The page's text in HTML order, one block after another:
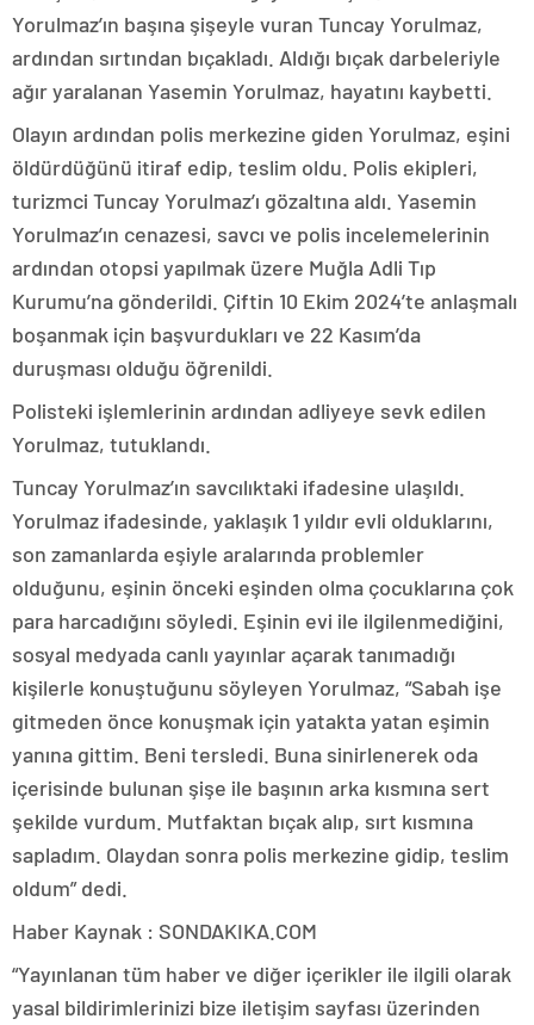
Yorulmaz’ın başına şişeyle vuran Tuncay Yorulmaz,
ardından sırtından bıçakladı. Aldığı bıçak darbeleriyle
ağır yaralanan Yasemin Yorulmaz, hayatını kaybetti.
Olayın ardından polis merkezine giden Yorulmaz, eşini
öldürdüğünü itiraf edip, teslim oldu. Polis ekipleri,
turizmci Tuncay Yorulmaz’ı gözaltına aldı. Yasemin
Yorulmaz’ın cenazesi, savcı ve polis incelemelerinin
ardından otopsi yapılmak üzere Muğla Adli Tıp
Kurumu’na gönderildi. Çiftin 10 Ekim 2024’te anlaşmalı
boşanmak için başvurdukları ve 22 Kasım’da
duruşması olduğu öğrenildi.
Polisteki işlemlerinin ardından adliyeye sevk edilen
Yorulmaz, tutuklandı.
Tuncay Yorulmaz’ın savcılıktaki ifadesine ulaşıldı.
Yorulmaz ifadesinde, yaklaşık 1 yıldır evli olduklarını,
son zamanlarda eşiyle aralarında problemler
olduğunu, eşinin önceki eşinden olma çocuklarına çok
para harcadığını söyledi. Eşinin evi ile ilgilenmediğini,
sosyal medyada canlı yayınlar açarak tanımadığı
kişilerle konuştuğunu söyleyen Yorulmaz, “Sabah işe
gitmeden önce konuşmak için yatakta yatan eşimin
yanına gittim. Beni tersledi. Buna sinirlenerek oda
içerisinde bulunan şişe ile başının arka kısmına sert
şekilde vurdum. Mutfaktan bıçak alıp, sırt kısmına
sapladım. Olaydan sonra polis merkezine gidip, teslim
oldum” dedi.
Haber Kaynak : SONDAKIKA.COM
“Yayınlanan tüm haber ve diğer içerikler ile ilgili olarak
yasal bildirimlerinizi bize iletişim sayfası üzerinden